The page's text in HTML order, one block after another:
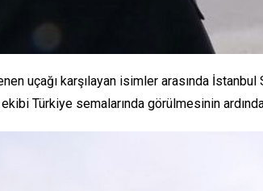
uçağı karşılayan isimler arasında
Türkiye semalarında görülmesinin